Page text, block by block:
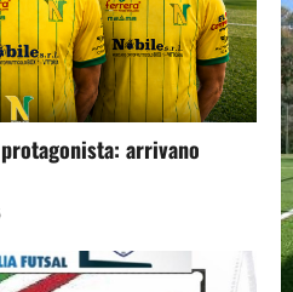
arrivano